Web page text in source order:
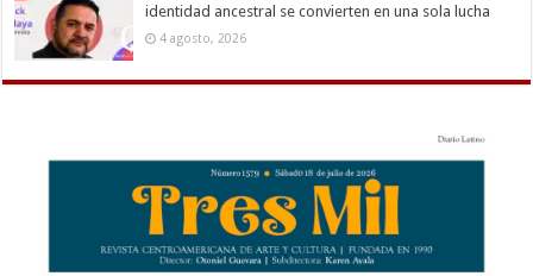
identidad ancestral se convierten en una sola lucha
4 agosto, 2026